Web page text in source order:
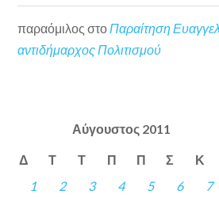
παραόμιλος στο Παραίτηση
αντιδήμαρχος Πολιτισμού
Αύγουστος 2011
Δ Τ Τ Π Π Σ Κ
1 2 3 4 5 6
7